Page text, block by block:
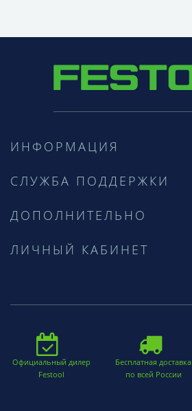
ИНФОРМАЦИЯ
СЛУЖБА ПОДДЕРЖКИ
ДОПОЛНИТЕЛЬНО
ЛИЧНЫЙ КАБИНЕТ
Официальный дилер
Festool
Бесплатная доставка
по всей России